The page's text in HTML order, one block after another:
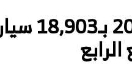
فانغ تشنغ باو (ليوبارد) تُحقق مبيعات قوية